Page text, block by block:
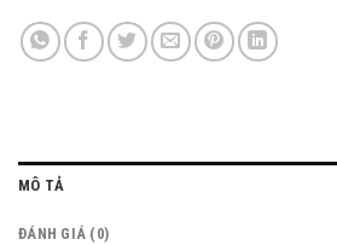
MÔ TẢ
ĐÁNH GIÁ (0)